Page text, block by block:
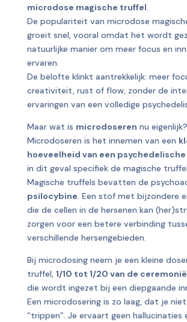
microdose magische truffel.
De populariteit van microdose
groeit snel, vooral omdat het wordt
natuurlijke manier om meer focus en
ervaren.
De belofte klinkt aantrekkelijk: meer
creativiteit, rust of flow, zonder de
ervaringen van een volledige
Maar wat is microdoseren nu eigenlijk?
Microdoseren is het innemen van een
hoeveelheid van een
in dit geval specifiek de magische
Magische truffels bevatten de
psilocybine. Een stof met bijzondere
die de cellen in de hersenen kan
zorgen voor een betere verbinding
verschillende hersengebieden.
Bij microdosing neem je een kleine
truffel, 1/10 tot 1/20 van de
die wordt ingezet bij een diepgaande
Een microdosering is zo laag, dat je
“trippen”. Je ervaart geen hallucinaties